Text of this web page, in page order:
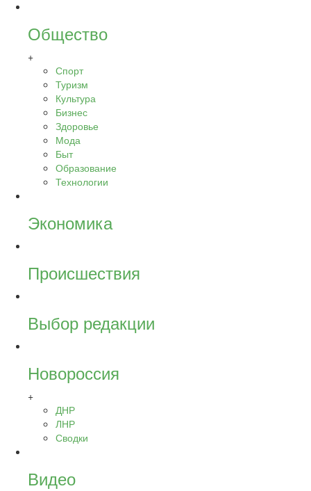
Общество
+
Спорт
Туризм
Культура
Бизнес
Здоровье
Мода
Быт
Образование
Технологии
Экономика
Происшествия
Выбор редакции
Новороссия
+
ДНР
ЛНР
Сводки
Видео